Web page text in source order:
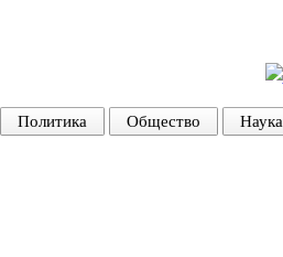
Политика Общество Наука